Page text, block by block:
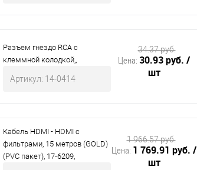
Разъем гнездо RCA с
клеммной колодкой,,
Артикул: 14-0414
Цена: 30.93 руб. /
шт
34.37 руб.
Кабель HDMI - HDMI с
фильтрами, 15 метров (GOLD)
(PVC пакет), 17-6209,
Цена: 1 769.91 руб. /
шт
1 966.57 руб.